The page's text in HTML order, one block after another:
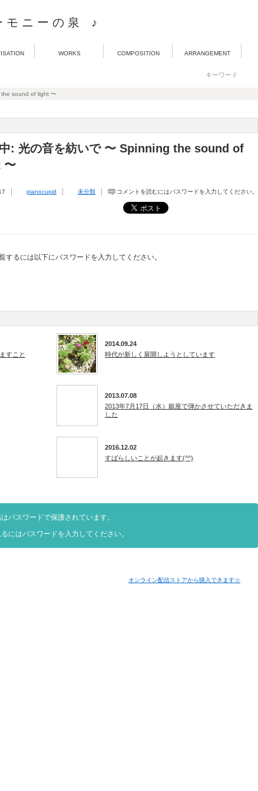
モ ニ ー の 泉 ♪
WORKS COMPOSITION ARRANGEMENT
the sound of light 〜
: 光の音を紡いで 〜 Spinning the sound of
〜
pianocupid 未分類 コメントを読むにはパスワードを入力してください。
るには以下にパスワードを入力してください。
すこと
2014.09.24
時代が新しく展開しようとしています
2013.07.08
2013年7月17日（水）銀座で弾かさせていただきま
した
2016.12.02
すばらしいことが起きます(^^)
パスワードで保護されています。
にはパスワードを入力してください。
オンライン配信ストアから購入できます☆